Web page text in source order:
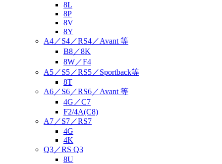
8L
8P
8V
8Y
A4／S4／RS4／Avant 等
B8／8K
8W／F4
A5／S5／RS5／Sportback等
8T
A6／S6／RS6／Avant 等
4G／C7
F2/4A(C8)
A7／S7／RS7
4G
4K
Q3／RS Q3
8U